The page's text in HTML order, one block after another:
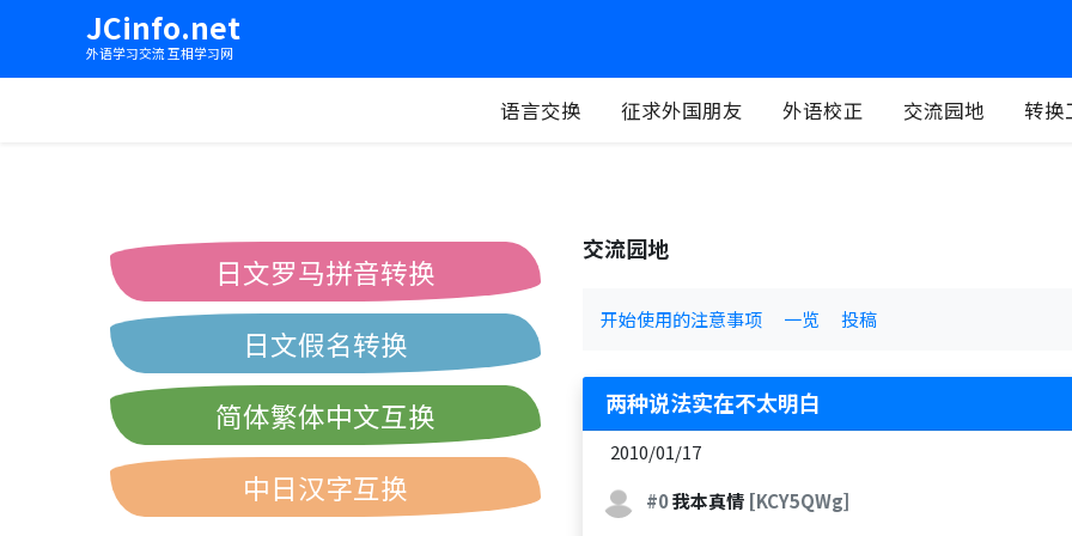
JCinfo.net
外语学习交流 互相学习网
语言交换 征求外国朋友 外语校正 交流园地 转换
交流园地
开始使用的注意事项 一览 投稿
两种说法实在不太明白
2010/01/17
#0我本真情 [KCY5QWg]
日文罗马拼音转换
日文假名转换
简体繁体中文互换
中日汉字互换